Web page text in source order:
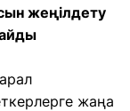
жеңілдету
жаңа